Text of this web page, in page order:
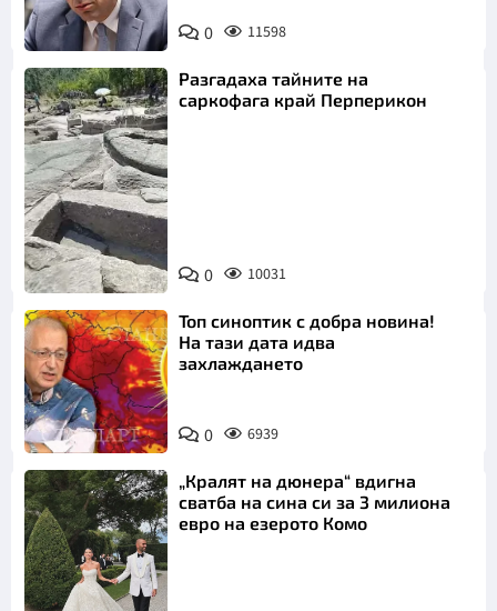
0 11598
Снимка:
Bulgaria ON
AIR
Разгадаха тайните на
саркофага край Перперикон
0 10031
Топ синоптик с добра новина!
На тази дата идва
захлаждането
0 6939
„Кралят на дюнера“ вдигна
сватба на сина си за 3 милиона
евро на езерото Комо